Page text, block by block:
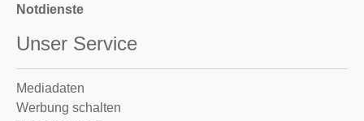
Notdienste
Unser Service
Mediadaten
Werbung schalten